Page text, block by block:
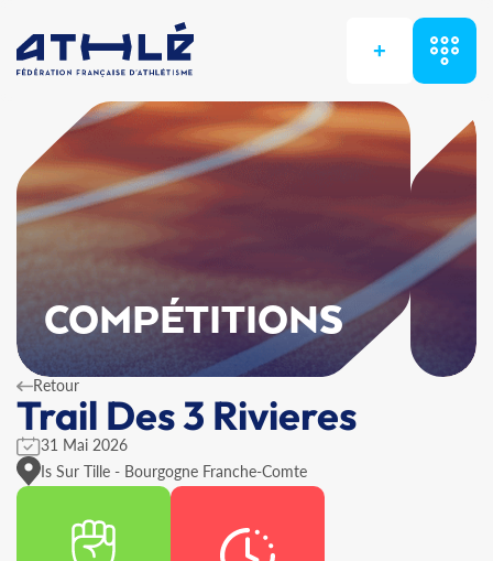
+
COMPÉTITIONS
Retour
Trail Des 3 Rivieres
31 Mai 2026
Is Sur Tille - Bourgogne Franche-Comte